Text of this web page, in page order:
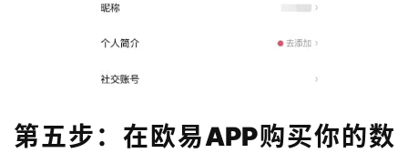
第五步：在欧易APP购买你的数